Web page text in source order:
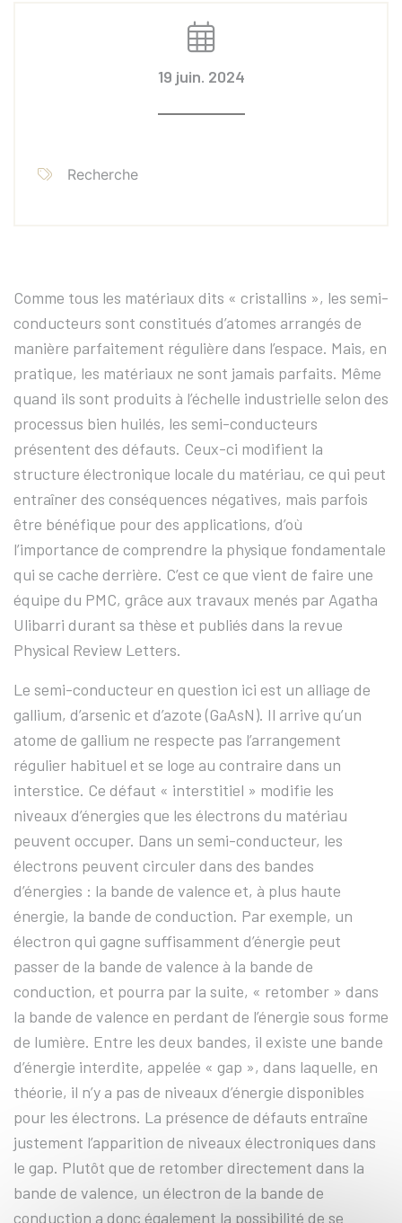
19 juin. 2024
Recherche
Comme tous les matériaux dits « cristallins », les semi-
conducteurs sont constitués d’atomes arrangés de
manière parfaitement régulière dans l’espace. Mais, en
pratique, les matériaux ne sont jamais parfaits. Même
quand ils sont produits à l’échelle industrielle selon des
processus bien huilés, les semi-conducteurs
présentent des défauts. Ceux-ci modifient la
structure électronique locale du matériau, ce qui peut
entraîner des conséquences négatives, mais parfois
être bénéfique pour des applications, d’où
l’importance de comprendre la physique fondamentale
qui se cache derrière. C’est ce que vient de faire une
équipe du PMC, grâce aux travaux menés par Agatha
Ulibarri durant sa thèse et publiés dans la revue
Physical Review Letters.
Le semi-conducteur en question ici est un alliage de
gallium, d’arsenic et d’azote (GaAsN). Il arrive qu’un
atome de gallium ne respecte pas l’arrangement
régulier habituel et se loge au contraire dans un
interstice. Ce défaut « interstitiel » modifie les
niveaux d’énergies que les électrons du matériau
peuvent occuper. Dans un semi-conducteur, les
électrons peuvent circuler dans des bandes
d’énergies : la bande de valence et, à plus haute
énergie, la bande de conduction. Par exemple, un
électron qui gagne suffisamment d’énergie peut
passer de la bande de valence à la bande de
conduction, et pourra par la suite, « retomber » dans
la bande de valence en perdant de l’énergie sous forme
de lumière. Entre les deux bandes, il existe une bande
d’énergie interdite, appelée « gap », dans laquelle, en
théorie, il n’y a pas de niveaux d’énergie disponibles
pour les électrons. La présence de défauts entraîne
justement l’apparition de niveaux électroniques dans
le gap. Plutôt que de retomber directement dans la
bande de valence, un électron de la bande de
conduction a donc également la possibilité de se